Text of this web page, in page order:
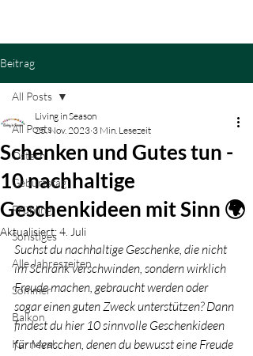
Beitrag
All Posts
Ostern
Geburtstag
Frühling
Sonstiges
Alle Jahreszeiten
Sommer
Balkon
Karneval
All Posts
Schenken und Gutes tun -
10 nachhaltige
Geschenkideen mit Sinn 🌍
Living in Season
25. Nov. 2023 3 Min. Lesezeit
Aktualisiert:4. Juli
Suchst du nachhaltige Geschenke, die nicht
im Schrank verschwinden, sondern wirklich
Freude machen, gebraucht werden oder
sogar einen guten Zweck unterstützen? Dann
findest du hier 10 sinnvolle Geschenkideen
für Menschen, denen du bewusst eine Freude